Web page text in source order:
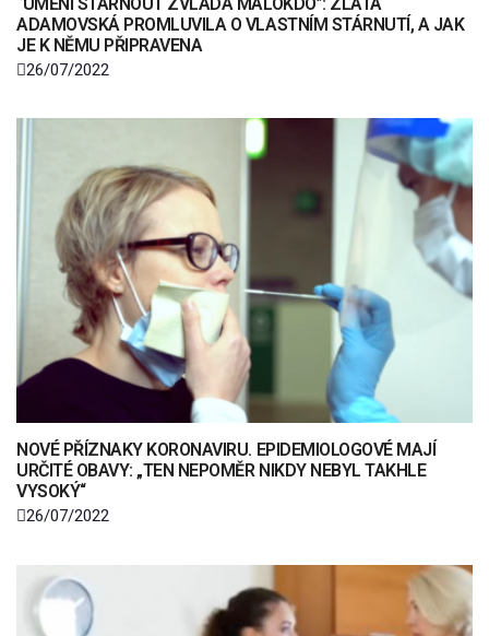
ADAMOVSKÁ PROMLUVILA O VLASTNÍM STÁRNUTÍ, A JAK
JE K NĚMU PŘIPRAVENA
26/07/2022
NOVÉ PŘÍZNAKY KORONAVIRU. EPIDEMIOLOGOVÉ MAJÍ
URČITÉ OBAVY: „TEN NEPOMĚR NIKDY NEBYL TAKHLE
VYSOKÝ“
26/07/2022